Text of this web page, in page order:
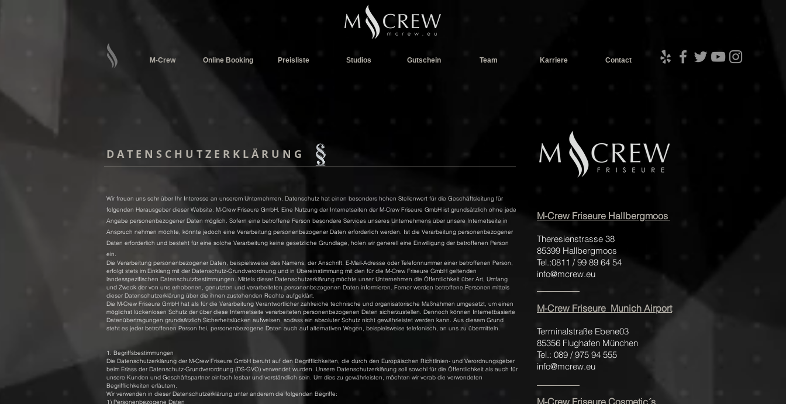
M-Crew Online Booking Preisliste Studios Gutschein Team Karriere Contact
D A T E N S C H U T Z E R K L Ä R U N G
Wir freuen uns sehr über Ihr Interesse an unserem Unternehmen. Datenschutz hat einen besonders hohen Stellenwert für die Geschäftsleitung für
folgenden Herausgeber dieser Website: M-Crew Friseure GmbH. Eine Nutzung der Internetseiten der M-Crew Friseure GmbH ist grundsätzlich ohne jede
Angabe personenbezogener Daten möglich. Sofern eine betroffene Person besondere Services unseres Unternehmens über unsere Internetseite in
Anspruch nehmen möchte, könnte jedoch eine Verarbeitung personenbezogener Daten erforderlich werden. Ist die Verarbeitung personenbezogener
Daten erforderlich und besteht für eine solche Verarbeitung keine gesetzliche Grundlage, holen wir generell eine Einwilligung der betroffenen Person
ein.
Die Verarbeitung personenbezogener Daten, beispielsweise des Namens, der Anschrift, E-Mail-Adresse oder Telefonnummer einer betroffenen Person,
erfolgt stets im Einklang mit der Datenschutz-Grundverordnung und in Übereinstimmung mit den für die M-Crew Friseure GmbH geltenden
landesspezifischen Datenschutzbestimmungen. Mittels dieser Datenschutzerklärung möchte unser Unternehmen die Öffentlichkeit über Art, Umfang
und Zweck der von uns erhobenen, genutzten und verarbeiteten personenbezogenen Daten informieren. Ferner werden betroffene Personen mittels
dieser Datenschutzerklärung über die ihnen zustehenden Rechte aufgeklärt.
Die M-Crew Friseure GmbH hat als für die Verarbeitung Verantwortlicher zahlreiche technische und organisatorische Maßnahmen umgesetzt, um einen
möglichst lückenlosen Schutz der über diese Internetseite verarbeiteten personenbezogenen Daten sicherzustellen. Dennoch können Internetbasierte
Datenübertragungen grundsätzlich Sicherheitslücken aufweisen, sodass ein absoluter Schutz nicht gewährleistet werden kann. Aus diesem Grund
steht es jeder betroffenen Person frei, personenbezogene Daten auch auf alternativen Wegen, beispielsweise telefonisch, an uns zu übermitteln.
1. Begriffsbestimmungen
Die Datenschutzerklärung der M-Crew Friseure GmbH beruht auf den Begrifflichkeiten, die durch den Europäischen Richtlinien- und Verordnungsgeber
beim Erlass der Datenschutz-Grundverordnung (DS-GVO) verwendet wurden. Unsere Datenschutzerklärung soll sowohl für die Öffentlichkeit als auch für
unsere Kunden und Geschäftspartner einfach lesbar und verständlich sein. Um dies zu gewährleisten, möchten wir vorab die verwendeten
Begrifflichkeiten erläutern.
Wir verwenden in dieser Datenschutzerklärung unter anderem die folgenden Begriffe:
1) Personenbezogene Daten
M-Crew Friseure Hallbergmoos
Theresienstrasse 38
85399 Hallbergmoos
Tel.:0811 / 99 89 64 54
info@mcrew.eu
M-Crew Friseure Munich Airport
Terminalstraße Ebene03
85356 Flughafen München
Tel.: 089 / 975 94 555
info@mcrew.eu
M-Crew Friseure Cosmetic´s